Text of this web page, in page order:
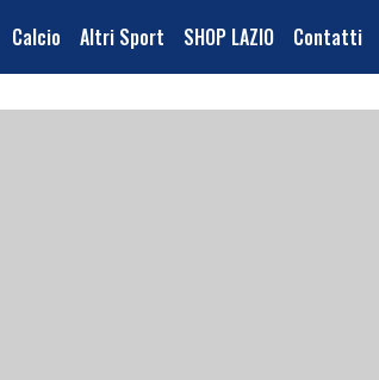
Calcio Altri Sport SHOP LAZIO Contatti